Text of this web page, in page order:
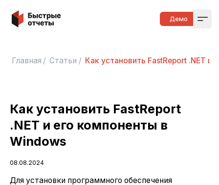
Быстрые отчеты Демо
Главная / Статьи / Как установить FastReport .NET и
Как установить FastReport
.NET и его компоненты в
Windows
08.08.2024
Для установки программного обеспечения